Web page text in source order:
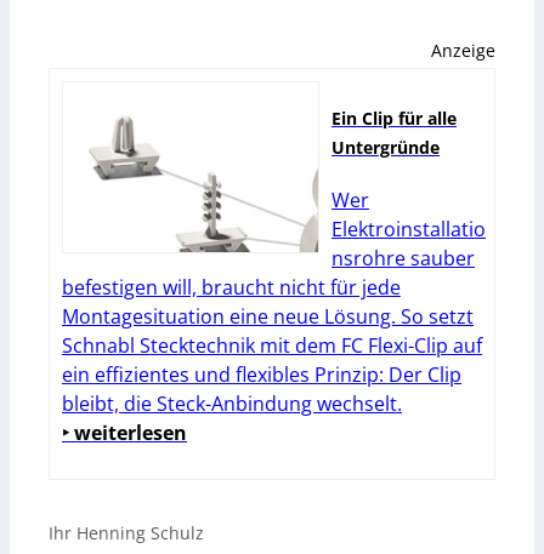
Anzeige
Ein Clip für alle
Untergründe
Wer
Elektroinstallatio
nsrohre sauber
befestigen will, braucht nicht für jede
Montagesituation eine neue Lösung. So setzt
Schnabl Stecktechnik mit dem FC Flexi-Clip auf
ein effizientes und flexibles Prinzip: Der Clip
bleibt, die Steck-Anbindung wechselt.
‣ weiterlesen
Ihr Henning Schulz